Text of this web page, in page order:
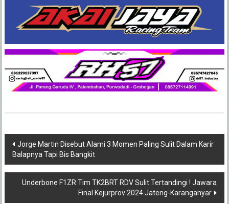
Post
navigation
Jorge Martin Disebut Alami 3 Momen Paling Sulit Dalam Karir
Balapnya Tapi Bis Bangkit
Underbone F1ZR Tim TK2BRT RDV Sulit Tertandingi ! Jawara
Final Kejurprov 2024 Jateng-Karanganyar